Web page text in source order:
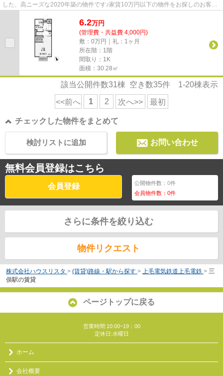
した、高ニーズな2020年築の物件です♪家賃10万円以下の物件をお探しのお客様
6.2万円
(管理費・共益費 4,000円)
敷：0万円｜礼：1ヶ月
所在階：1階
間取り：1K
面積：30.28㎡
該当公開件数31棟 空き数35件 1-20棟表示
<<前へ 1 2 次へ>> 最初
チェックした物件をまとめて
お問い合わせ
検討リストに追加
無料会員登録はこちら
会員登録 公開物件数：0件
会員物件数：0件
さらに条件を絞り込む
物件リクエスト
株式会社ハウスリスタ > (賃貸)路線・駅から探す > 上毛電気鉄道上毛電鉄 > 三
俣駅の賃貸
ページトップに戻る
営業時間:10:00~19：00
定休日:水曜日
ホーム
会社概要